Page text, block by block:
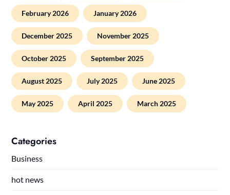
February 2026 January 2026
December 2025 November 2025
October 2025 September 2025
August 2025 July 2025 June 2025
May 2025 April 2025 March 2025
Categories
Business
hot news